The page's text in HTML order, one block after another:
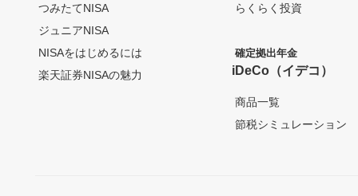
つみたてNISA
ジュニアNISA
NISAをはじめるには
楽天証券NISAの魅力
らくらく投資
確定拠出年金
iDeCo（イデコ）
商品一覧
節税シミュレーション